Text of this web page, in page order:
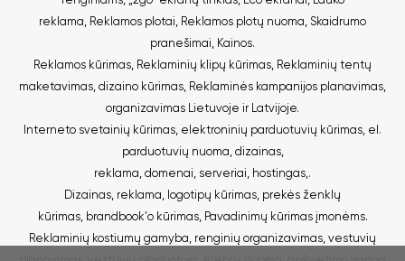
reklama Reklamos plotai Reklamos plotų nuoma Skaidrumo
pranešimai Kainos.
Reklamos kūrimas Reklaminių klipų kūrimas Reklaminių tentų
maketavimas, dizaino kūrimas Reklaminės kampanijos planavimas,
organizavimas Lietuvoje ir Latvijoje.
Interneto svetainių kūrimas elektroninių parduotuvių kūrimas el.
parduotuvių nuoma dizainas,
reklama domenai serveriai hostingas ,.
Dizainas, reklama
logotipų kūrimas prekės ženklų
kūrimas, brandbook'o kūrimas, Pavadinimų kūrimas įmonėms.
Reklaminių kostiumų gamyba renginių organizavimas vestuvių